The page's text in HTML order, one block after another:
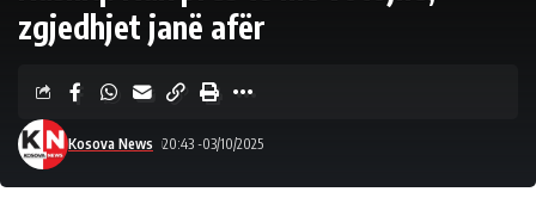
zgjedhjet janë afër
Kosova News 20:43 -03/10/2025